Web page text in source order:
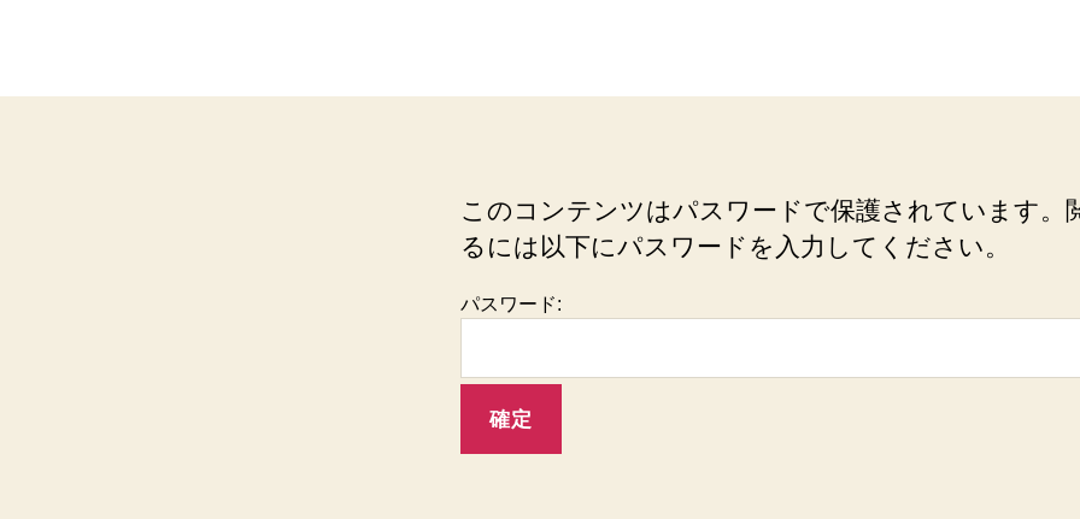
このコンテンツはパスワードで保護されています。
るには以下にパスワードを入力してください。
パスワード: